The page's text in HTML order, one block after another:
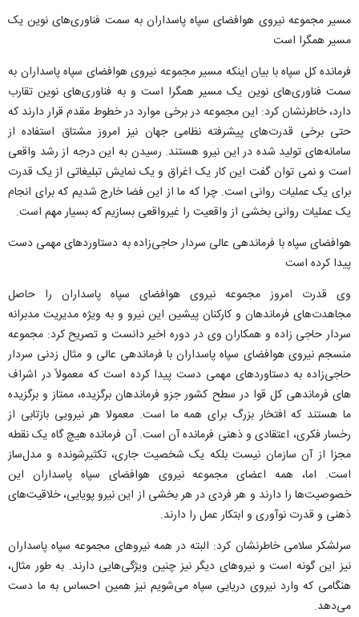
مسیر مجموعه نیروی هوافضای سپاه پاسداران به سمت فناوری‌های نوین یک
مسیر همگرا است
فرمانده کل سپاه با بیان اینکه مسیر مجموعه نیروی هوافضای سپاه پاسداران به
سمت فناوری‌های نوین یک مسیر همگرا است و به فناوری‌های نوین تقارب
دارد، خاطرنشان کرد: این مجموعه در برخی موارد در خطوط مقدم قرار دارند که
حتی برخی قدرت‌های پیشرفته نظامی جهان نیز امروز مشتاق استفاده از
سامانه‌های تولید شده در این نیرو هستند. رسیدن به این درجه از رشد واقعی
است و نمی‌ توان گفت این کار یک اغراق و یک نمایش تبلیغاتی از یک قدرت
برای یک عملیات روانی است. چرا که ما از این فضا خارج شدیم که برای انجام
یک عملیات روانی بخشی از واقعیت را غیرواقعی بسازیم که بسیار مهم است.
هوافضای سپاه با فرماندهی عالی سردار حاجی‌زاده به دستاوردهای مهمی دست
پیدا کرده است
وی قدرت امروز مجموعه نیروی هوافضای سپاه پاسداران را حاصل
مجاهدت‌های فرماندهان و کارکنان پیشین این نیرو و به ویژه مدیریت مدبرانه‌
سردار حاجی زاده و همکاران وی در دوره اخیر دانست و تصریح کرد: مجموعه
منسجم نیروی هوافضای سپاه پاسداران با فرماندهی عالی و مثال زدنی سردار
حاجی‌زاده به دستاوردهای مهمی دست پیدا کرده است که معمولاً در اشراف
های فرماندهی کل قوا در سطح کشور جزو فرماندهان برگزیده، ممتاز و برگزیده
ما هستند که افتخار بزرگ برای همه ما است. معمولا هر نیرویی بازتابی از
رخسار فکری، اعتقادی و ذهنی فرمانده آن است. آن فرمانده هیچ گاه یک نقطه
مجزا از آن سازمان نیست بلکه یک شخصیت جاری، تکثیرشونده و مدل‌ساز
است. اما، همه اعضای مجموعه نیروی هوافضای سپاه پاسداران این
خصوصیت‌ها را دارند و هر فردی در هر بخشی از این نیرو پویایی، خلاقیت‌های
ذهنی و قدرت نوآوری و ابتکار عمل را دارند.
سرلشکر سلامی خاطرنشان کرد: البته در همه نیروهای مجموعه سپاه پاسداران
نیز این گونه است و نیروهای دیگر نیز چنین ویژگی‌هایی دارند. به طور مثال،
هنگامی که وارد نیروی دریایی سپاه می‌شویم نیز همین احساس به ما دست
می‌دهد.